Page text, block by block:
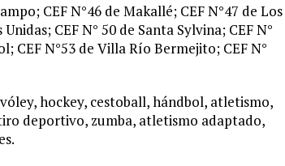
CEF N°46 de Makallé; CEF N°47 de Los
CEF N° 50 de Santa Sylvina; CEF N°
CEF N°53 de Villa Río Bermejito; CEF N°
hockey, cestoball, hándbol, atletismo,
deportivo, zumba, atletismo adaptado,